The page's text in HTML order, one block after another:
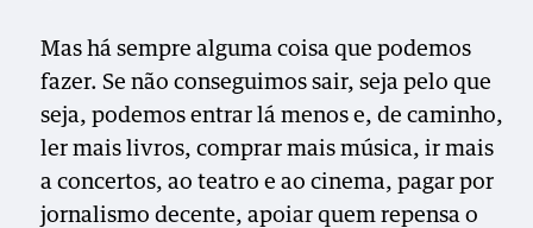
Mas há sempre alguma coisa que podemos
fazer. Se não conseguimos sair, seja pelo que
seja, podemos entrar lá menos e, de caminho,
ler mais livros, comprar mais música, ir mais
a concertos, ao teatro e ao cinema, pagar por
jornalismo decente, apoiar quem repensa o